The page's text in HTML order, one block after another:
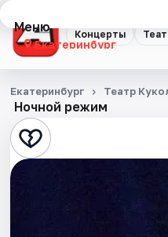
Концерты
Меню
Екатеринбург
Концерты
Театр
Стендап
Ночной режим
Екатеринбург Театр